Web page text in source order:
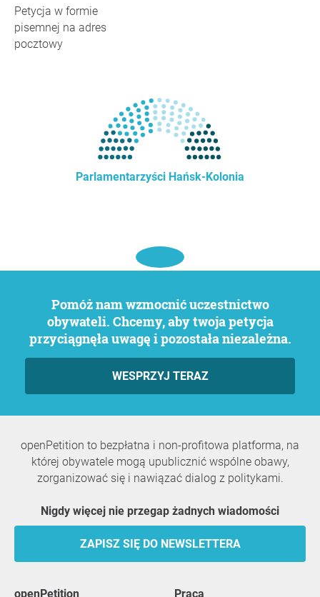
Petycja w formie
pisemnej na adres
pocztowy
Parlamentarzyści Hańsk-Kolonia
Pomóż nam wzmocnić uczestnictwo
obywateli. Chcemy, aby twoja petycja
przyciągnęła uwagę i pozostała niezależna.
WESPRZYJ TERAZ
openPetition to bezpłatna i non-profitowa platforma, na
której obywatele mogą upublicznić wspólne obawy,
zorganizować się i nawiązać dialog z politykami.
Nigdy więcej nie przegap żadnych wiadomości
ZAPISZ SIĘ DO NEWSLETTERA
openPetition praca